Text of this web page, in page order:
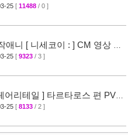
25 [ 11488 / 0 ]
애니 [ 니세코이 : ] CM 영상 공
25 [ 9323 / 3 ]
어리테일 ] 타르타로스 편 PV
TAIL ) [32]
25 [ 8133 / 2 ]